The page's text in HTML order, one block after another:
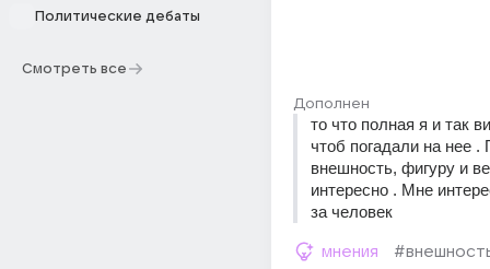
Политические дебаты
Смотреть все
Дополнен
то что полная я и так
чтоб погадали на нее .
внешность, фигуру и
интересно . Мне
за человек
мнения